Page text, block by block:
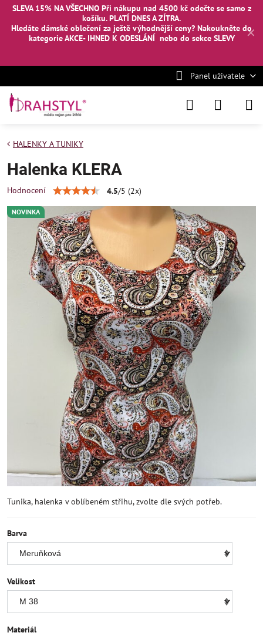
✕
SLEVA 15% NA VŠECHNO Při nákupu nad 4500 kč odečte se samo z
košíku. PLATÍ DNES A ZÍTRA.
Hledáte dámské oblečení za ještě výhodnější ceny? Nakoukněte do
kategorie AKCE- IHNED K ODESLÁNÍ nebo do sekce SLEVY
Panel uživatele
NOVINKA
HALENKY A TUNIKY
Halenka KLERA
Hodnocení 4.5/5 (2x)
Tunika, halenka v oblíbeném střihu, zvolte dle svých potřeb.
Barva
Velikost
Materiál